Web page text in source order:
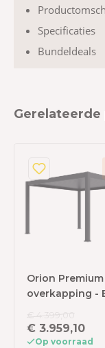
Specificaties
Bundeldeals
Orion Premium
overkapping -
Antraciet - met
elektrisch
€ 3.959,10
Op voorraad